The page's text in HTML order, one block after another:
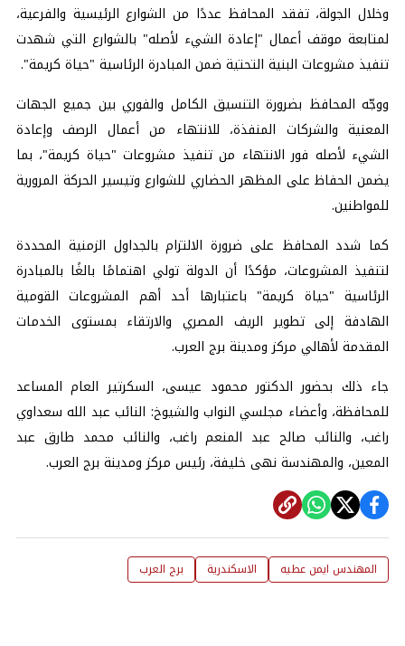
وخلال الجولة، تفقد المحافظ عددًا من الشوارع الرئيسية والفرعية،
لمتابعة موقف أعمال "إعادة الشيء لأصله" بالشوارع التي شهدت
تنفيذ مشروعات البنية التحتية ضمن المبادرة الرئاسية "حياة كريمة".
ووجّه المحافظ بضرورة التنسيق الكامل والفوري بين جميع الجهات
المعنية والشركات المنفذة، للانتهاء من أعمال الرصف وإعادة
الشيء لأصله فور الانتهاء من تنفيذ مشروعات "حياة كريمة"، بما
يضمن الحفاظ على المظهر الحضاري للشوارع وتيسير الحركة المرورية
للمواطنين.
كما شدد المحافظ على ضرورة الالتزام بالجداول الزمنية المحددة
لتنفيذ المشروعات، مؤكدًا أن الدولة تولي اهتمامًا بالغًا بالمبادرة
الرئاسية "حياة كريمة" باعتبارها أحد أهم المشروعات القومية
الهادفة إلى تطوير الريف المصري والارتقاء بمستوى الخدمات
المقدمة لأهالي مركز ومدينة برج العرب.
جاء ذلك بحضور الدكتور محمود عيسى، السكرتير العام المساعد
للمحافظة، وأعضاء مجلسي النواب والشيوخ: النائب عبد الله سعداوي
راغب، والنائب صالح عبد المنعم راغب، والنائب محمد طارق عبد
المعين، والمهندسة نهى خليفة، رئيس مركز ومدينة برج العرب.
المهندس ايمن عطيه الاسكندرية برج العرب